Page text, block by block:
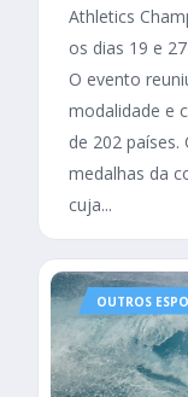
Athletics
os dias 19 e
O evento
modalidade e
de 202
medalhas da
cuja...
OUTROS